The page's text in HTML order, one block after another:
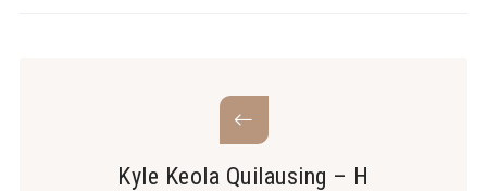
Kyle Keola Quilausing – Η